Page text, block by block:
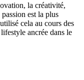
la créativité,
est la plus
cela au cours des
ancrée dans le